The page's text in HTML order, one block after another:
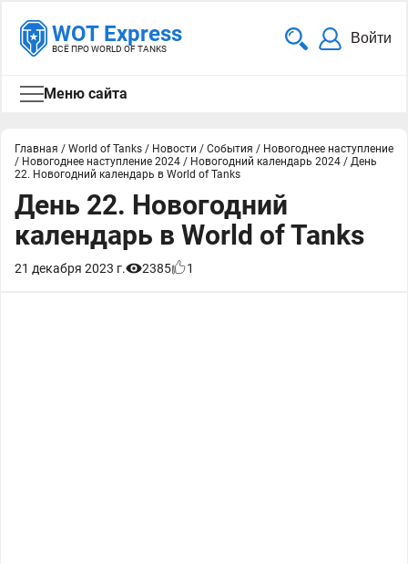
WOT Express
ВСЁ ПРО WORLD OF TANKS
Войти
Меню сайта
Главная / World of Tanks / Новости / События / Новогоднее наступление
/ Новогоднее наступление 2024 / Новогодний календарь 2024 / День
22. Новогодний календарь в World of Tanks
День 22. Новогодний
календарь в World of Tanks
21 декабря 2023 г. 2385 1